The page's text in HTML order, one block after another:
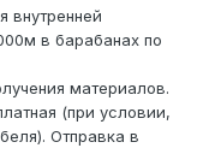
внутренней
в барабанах по
материалов.
(при условии,
Отправка в